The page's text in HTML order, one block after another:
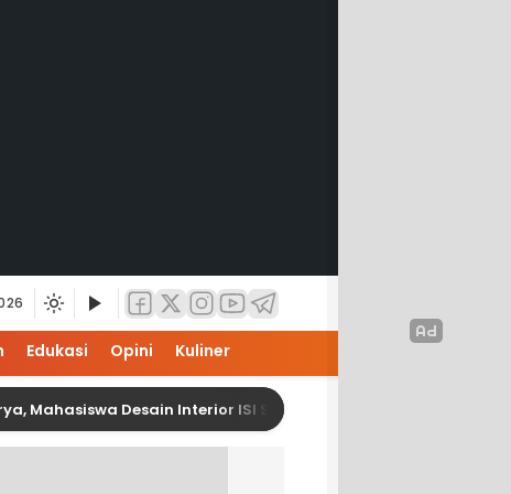
Edukasi Opini Kuliner
Desain Interior ISI Surakarta Terjun ke Dunia Industri